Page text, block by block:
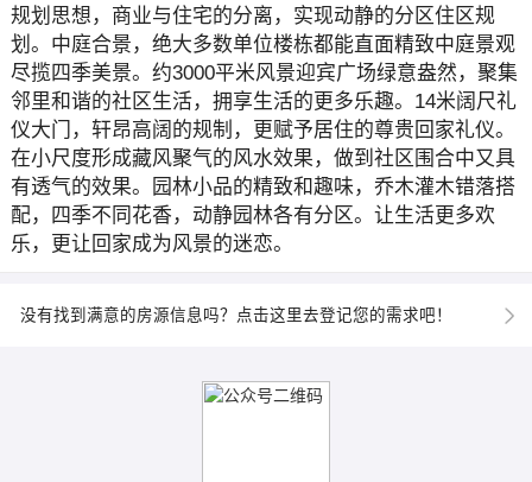
规划思想，商业与住宅的分离，实现动静的分区住区规
划。中庭合景，绝大多数单位楼栋都能直面精致中庭景观
尽揽四季美景。约3000平米风景迎宾广场绿意盎然，聚集
邻里和谐的社区生活，拥享生活的更多乐趣。14米阔尺礼
仪大门，轩昂高阔的规制，更赋予居住的尊贵回家礼仪。
在小尺度形成藏风聚气的风水效果，做到社区围合中又具
有透气的效果。园林小品的精致和趣味，乔木灌木错落搭
配，四季不同花香，动静园林各有分区。让生活更多欢
乐，更让回家成为风景的迷恋。
没有找到满意的房源信息吗？点击这里去登记您的需求吧！